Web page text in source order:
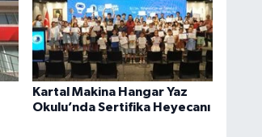
Kartal Makina Hangar Yaz
Okulu’nda Sertifika Heyecanı